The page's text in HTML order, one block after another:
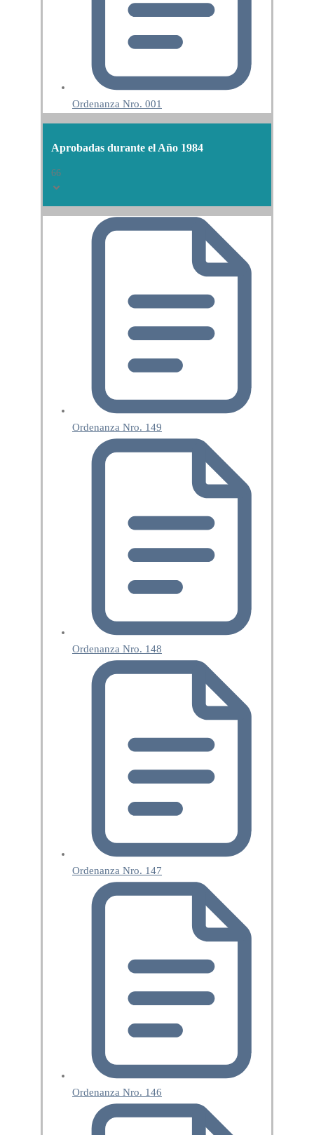
Ordenanza Nro. 001
Aprobadas durante el Año 1984
66
Ordenanza Nro. 149
Ordenanza Nro. 148
Ordenanza Nro. 147
Ordenanza Nro. 146